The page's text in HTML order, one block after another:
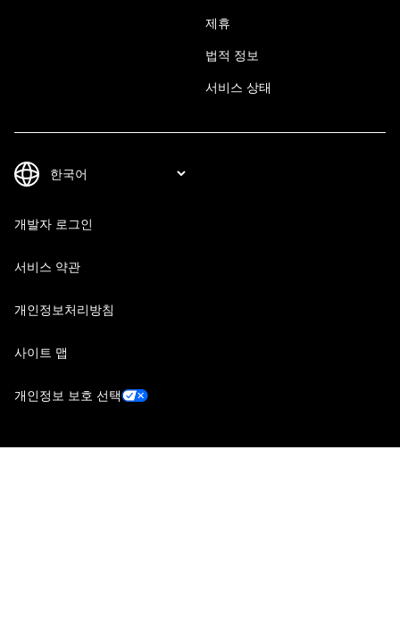
제휴
법적 정보
서비스 상태
개발자 로그인
서비스 약관
개인정보처리방침
사이트 맵
개인정보 보호 선택